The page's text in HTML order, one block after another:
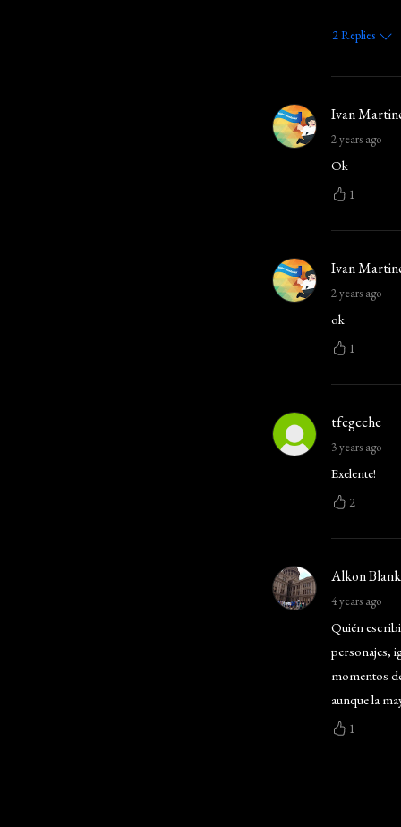
2Replies
Ivan
2 years ago
Ok
1
Ivan
2 years ago
ok
1
tfcgcchc
3 years ago
Exelente!
2
Alkon
4 years ago
Quién
personajes,
momentos
aunque la
1